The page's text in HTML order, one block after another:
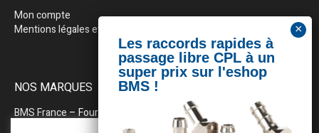
Mon compte
Mentions légales et politique de confidentialité
NOS MARQUES
BMS France – Fournitures industrielles pour la plasturgie